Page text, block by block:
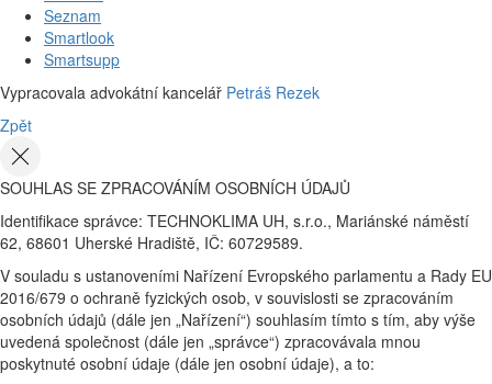
Seznam
Smartlook
Smartsupp
Vypracovala advokátní kancelář Petráš Rezek
Zpět
SOUHLAS SE ZPRACOVÁNÍM OSOBNÍCH ÚDAJŮ
Identifikace správce: TECHNOKLIMA UH, s.r.o., Mariánské náměstí
62, 68601 Uherské Hradiště, IČ: 60729589.
V souladu s ustanoveními Nařízení Evropského parlamentu a Rady EU
2016/679 o ochraně fyzických osob, v souvislosti se zpracováním
osobních údajů (dále jen „Nařízení“) souhlasím tímto s tím, aby výše
uvedená společnost (dále jen „správce“) zpracovávala mnou
poskytnuté osobní údaje (dále jen osobní údaje), a to: